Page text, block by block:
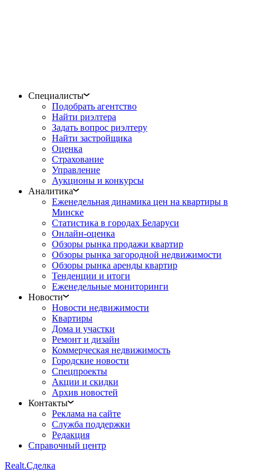
Специалисты
Подобрать агентство
Найти риэлтера
Задать вопрос риэлтеру
Найти застройщика
Оценка
Страхование
Управление
Аукционы и конкурсы
Аналитика
Еженедельная динамика цен на квартиры в
Минске
Статистика в городах Беларуси
Онлайн-оценка
Обзоры рынка продажи квартир
Обзоры рынка загородной недвижимости
Обзоры рынка аренды квартир
Тенденции и итоги
Еженедельные мониторинги
Новости
Новости недвижимости
Квартиры
Дома и участки
Ремонт и дизайн
Коммерческая недвижимость
Городские новости
Спецпроекты
Акции и скидки
Архив новостей
Контакты
Реклама на сайте
Служба поддержки
Редакция
Справочный центр
Realt.Сделка